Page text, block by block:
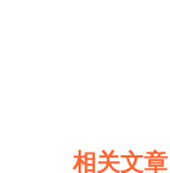
相关文章